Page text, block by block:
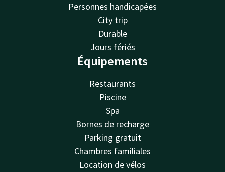
Personnes handicapées
City trip
Durable
Jours fériés
Équipements
Restaurants
Piscine
Spa
Bornes de recharge
Parking gratuit
Chambres familiales
Location de vélos